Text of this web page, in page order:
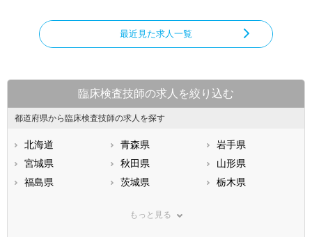
最近見た求人一覧
臨床検査技師の求人を絞り込む
都道府県から臨床検査技師の求人を探す
北海道 青森県
岩手県
宮城県
秋田県
山形県
福島県
茨城県
栃木県
神奈川県
もっと見る